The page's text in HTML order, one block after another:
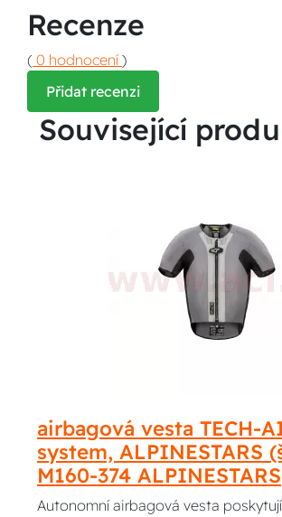
Recenze
( 0 hodnocení )
Přidat recenzi
Související
airbagová vesta TECH-
system, ALPINESTARS
M160-374 ALPINESTARS
Autonomní airbagová vesta